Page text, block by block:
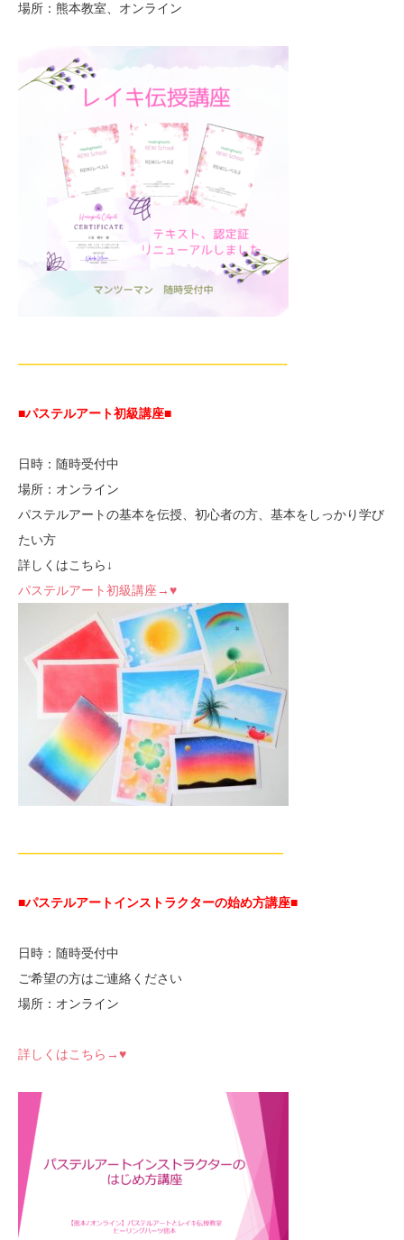
場所：熊本教室、オンライン
—————————————————————-
■パステルアート初級講座■
日時：随時受付中
場所：オンライン
パステルアートの基本を伝授、初心者の方、基本をしっかり学び
たい方
詳しくはこちら↓
パステルアート初級講座→♥
—————————————————————
■パステルアートインストラクターの始め方講座■
日時：随時受付中
ご希望の方はご連絡ください
場所：オンライン
詳しくはこちら→♥